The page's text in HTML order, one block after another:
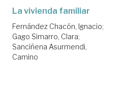
La vivienda familiar
Fernández Chacón, Ignacio;
Gago Simarro, Clara;
Sanciñena Asurmendi,
Camino